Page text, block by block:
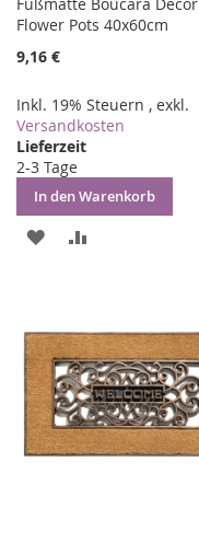
Fußmatte Boucara Decor
Flower Pots 40x60cm
9,16 €
Inkl. 19% Steuern , exkl.
Versandkosten
Lieferzeit
2-3 Tage
In den Warenkorb
ZUR